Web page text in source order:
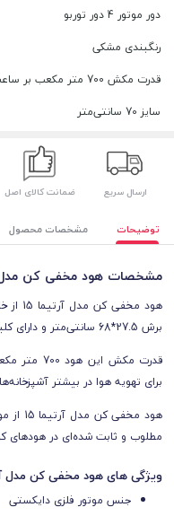
دور موتور 4 دور توربو
رنگبندی مشکی
قدرت مکش 700 متر مکعب بر ساعت
سایز 70 سانتی‌متر
ارسال سریع ضمانت کالای اصل
توضیحات مشخصات محصول
مشخصات هود مخفی کن مدل
برش 27.5*68 سانتی‌متر و دارای کلید موشن است.
قدرت مکش
برای تهویه هوا در بیشتر
هود
مطلوب و ثابت شده‌ای در هودهای
ویژگی های هود مخفی کن مدل
جنس موتور فلزی دایکستی